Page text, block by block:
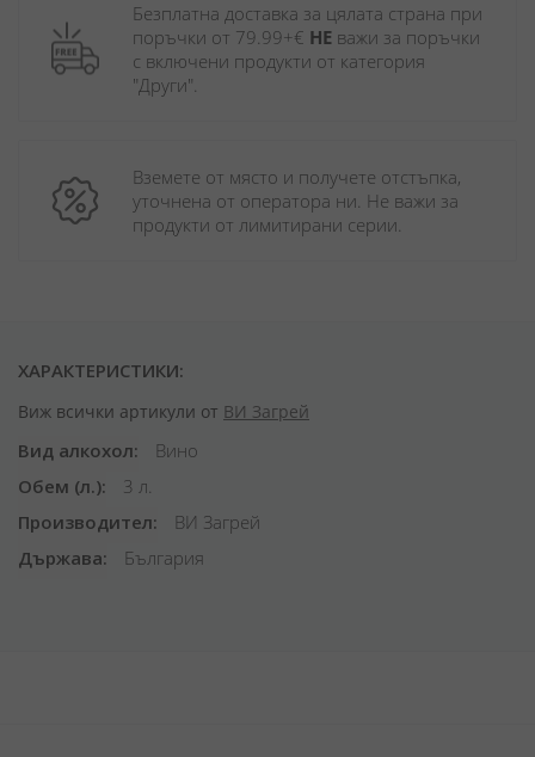
Безплатна доставка за цялата страна при
поръчки от 79.99+€ НЕ важи за поръчки
с включени продукти от категория
"Други".
Вземете от място и получете отстъпка,
уточнена от оператора ни. Не важи за
продукти от лимитирани серии.
ХАРАКТЕРИСТИКИ:
Виж всички артикули от ВИ Загрей
Вид алкохол
Вино
Обем (л.)
3 л.
Производител
ВИ Загрей
Държава
България